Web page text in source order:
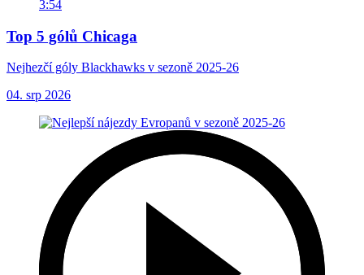
3:54
Top 5 gólů Chicaga
Nejhezčí góly Blackhawks v sezoně 2025-26
04. srp 2026